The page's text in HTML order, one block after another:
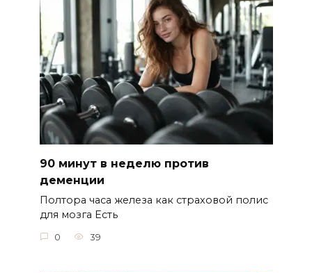
90 минут в неделю против
деменции
Полтора часа железа как страховой полис
для мозга Есть
0 39